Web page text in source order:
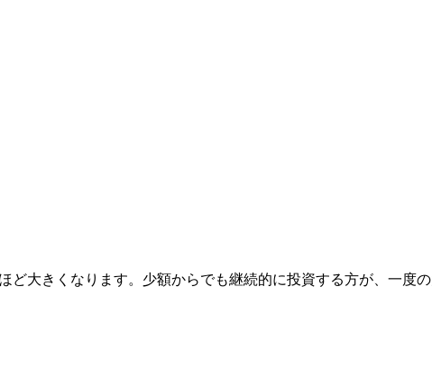
大きくなります。少額からでも継続的に投資する方が、一度